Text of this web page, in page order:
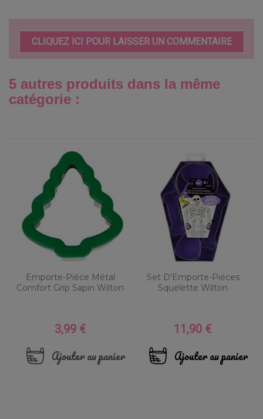
CLIQUEZ ICI POUR LAISSER UN COMMENTAIRE
5 autres produits dans la même
catégorie :
Emporte-Pièce Métal
Comfort Grip Sapin Wilton
Prix
3,99 €
Ajouter au panier
Set D'Emporte-Pièces
Squelette Wilton
Prix
11,90 €
Ajouter au panier